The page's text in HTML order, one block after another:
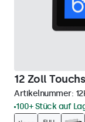
12 Zoll
Artikelnummer:
100+ Stück auf